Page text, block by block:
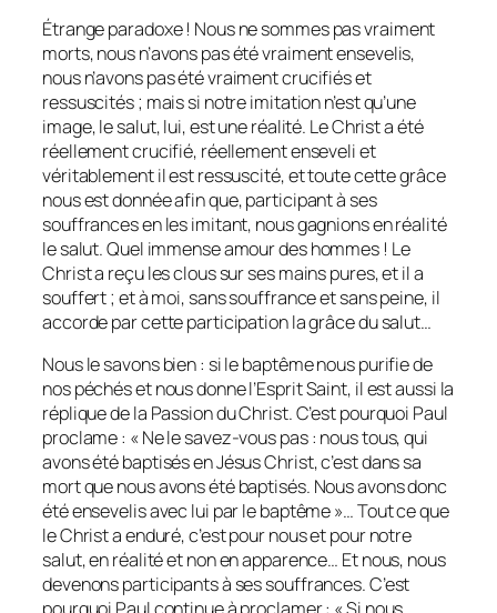
Étrange paradoxe ! Nous ne sommes pas vraiment
morts, nous n’avons pas été vraiment ensevelis,
nous n’avons pas été vraiment crucifiés et
ressuscités ; mais si notre imitation n’est qu’une
image, le salut, lui, est une réalité. Le Christ a été
réellement crucifié, réellement enseveli et
véritablement il est ressuscité, et toute cette grâce
nous est donnée afin que, participant à ses
souffrances en les imitant, nous gagnions en réalité
le salut. Quel immense amour des hommes ! Le
Christ a reçu les clous sur ses mains pures, et il a
souffert ; et à moi, sans souffrance et sans peine, il
accorde par cette participation la grâce du salut…
Nous le savons bien : si le baptême nous purifie de
nos péchés et nous donne l’Esprit Saint, il est aussi la
réplique de la Passion du Christ. C’est pourquoi Paul
proclame : « Ne le savez-vous pas : nous tous, qui
avons été baptisés en Jésus Christ, c’est dans sa
mort que nous avons été baptisés. Nous avons donc
été ensevelis avec lui par le baptême »… Tout ce que
le Christ a enduré, c’est pour nous et pour notre
salut, en réalité et non en apparence… Et nous, nous
devenons participants à ses souffrances. C’est